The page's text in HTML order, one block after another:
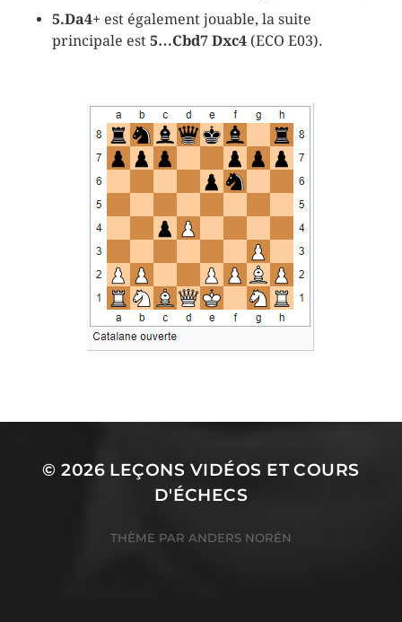
5.Da4+ est également jouable, la suite
principale est 5…Cbd7 Dxc4(ECO E03).
© 2026 LEÇONS VIDÉOS ET COURS
D'ÉCHECS
THÈME PAR ANDERS NORÉN